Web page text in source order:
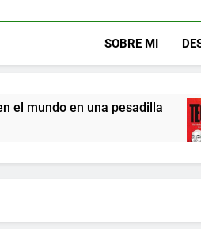
SOBRE MI
en una pesadilla